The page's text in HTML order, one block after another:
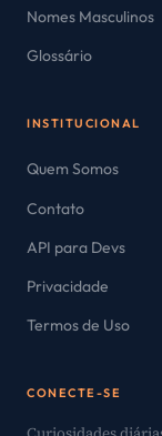
Nomes Masculinos
Glossário
INSTITUCIONAL
Quem Somos
Contato
API para Devs
Privacidade
Termos de Uso
CONECTE-SE